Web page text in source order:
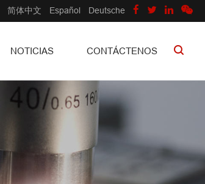
简体中文 Español Deutsche
NOTICIAS CONTÁCTENOS